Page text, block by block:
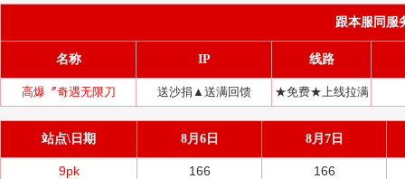
跟本服同服
名称 IP 线路
高爆〞奇遇无限刀 送沙捐▲送满回馈 ★免费★上线拉满
站点\日期 8月6日 8月7日
9pk 166
166